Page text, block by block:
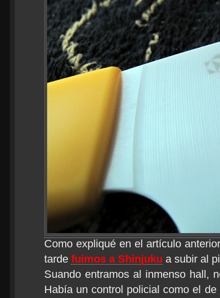
Como expliqué en el artículo
tarde fuimos a Shinjuku a subir al
Suando entramos al inmenso hall,
Había un control policial como el